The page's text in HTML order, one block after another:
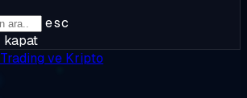
esc
kapat
Trading ve Kripto